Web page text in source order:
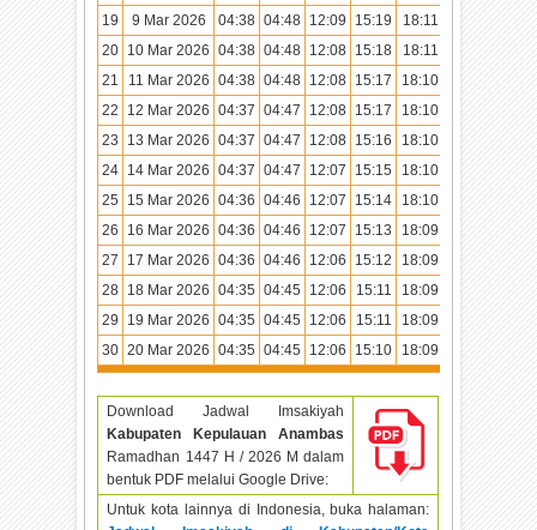
19
9 Mar 2026 04:38 04:48 12:09 15:19 18:11
19:19
20 10 Mar 2026 04:38 04:48 12:08 15:18 18:11
19:19
21
11 Mar 2026 04:38 04:48 12:08 15:17 18:10
19:19
22
12 Mar 2026 04:37 04:47 12:08 15:17 18:10
19:18
23
13 Mar 2026 04:37 04:47 12:08 15:16 18:10
19:18
24 14 Mar 2026 04:37 04:47 12:07 15:15 18:10
19:18
25
15 Mar 2026 04:36 04:46 12:07 15:14 18:10
19:18
26
16 Mar 2026 04:36 04:46 12:07 15:13 18:09
19:18
27
17 Mar 2026 04:36 04:46 12:06 15:12 18:09
19:17
28 18 Mar 2026 04:35 04:45 12:06 15:11 18:09
19:17
29
19 Mar 2026 04:35 04:45 12:06 15:11 18:09
19:17
30 20 Mar 2026 04:35 04:45 12:06 15:10 18:09 19:17
Download Jadwal Imsakiyah
Kabupaten Kepulauan Anambas
Ramadhan 1447 H / 2026 M dalam
bentuk PDF melalui Google Drive:
Untuk kota lainnya di Indonesia, buka halaman: